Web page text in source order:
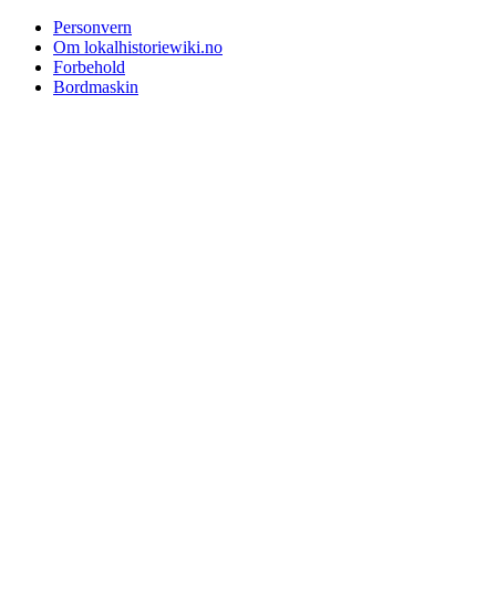
Personvern
Om lokalhistoriewiki.no
Forbehold
Bordmaskin